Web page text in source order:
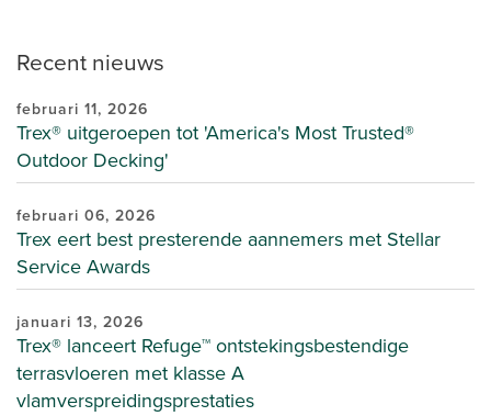
Recent nieuws
februari 11, 2026
Trex® uitgeroepen tot 'America's Most Trusted®
Outdoor Decking'
februari 06, 2026
Trex eert best presterende aannemers met Stellar
Service Awards
januari 13, 2026
Trex® lanceert Refuge™ ontstekingsbestendige
terrasvloeren met klasse A
vlamverspreidingsprestaties